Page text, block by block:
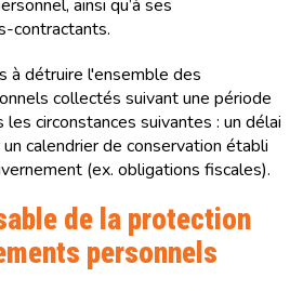
ainsi qu’à ses
contractants.
à détruire l'ensemble des
collectés suivant une période
circonstances suivantes : un délai
calendrier de conservation établi
(ex. obligations fiscales).
de la protection
personnels